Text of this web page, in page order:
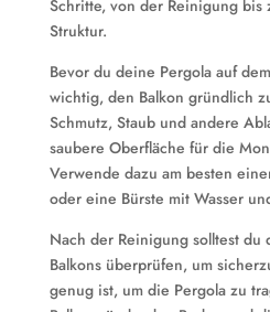
Schritte, von der Reinigung bis
Struktur.
Bevor du deine Pergola auf
wichtig, den Balkon gründlich
Schmutz, Staub und andere
saubere Oberfläche für die
Verwende dazu am besten
oder eine Bürste mit Wasser
Nach der Reinigung solltest du
Balkons überprüfen, um
genug ist, um die Pergola zu